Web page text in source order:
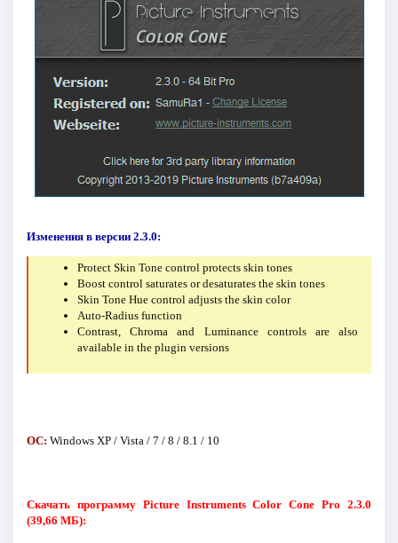
Изменения в версии 2.3.0:
Protect Skin Tone control protects skin tones
Boost control saturates or desaturates the skin tones
Skin Tone Hue control adjusts the skin color
Auto-Radius function
Contrast, Chroma and Luminance controls are also
available in the plugin versions
ОС: Windows XP / Vista / 7 / 8 / 8.1 / 10
Скачать программу Picture Instruments Color Cone Pro 2.3.0
(39,66 МБ):